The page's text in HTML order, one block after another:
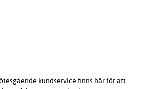
kundservice finns här för att